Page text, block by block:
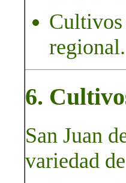
Cultivos
regional.
6.
San Juan
variedad